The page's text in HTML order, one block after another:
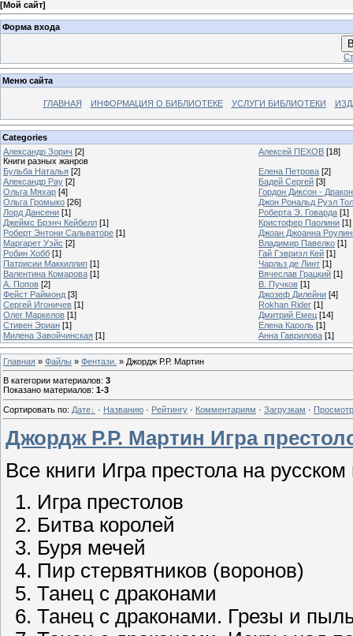
[Мой сайт]
Форма входа
Меню сайта
ГЛАВНАЯ ИНФОРМАЦИЯ О БИБЛИОТЕКЕ УСЛУГИ БИБЛИОТЕКИ
Categories
Александр Зорич [2]
Книги разных жанров
Алексей ПЕХОВ [18]
Бульба Наталья [2] Елена Петрова [2]
Александр Рау [2] Бадей Сергей [3]
Ольга Мяхар [4]
Гордон Диксон -
Ольга Громыко [26]
Джон Рональд Руэл
Лорд Дансени [1] Роберта Э. Говарда [1]
Джеймс Брэнч Кейбелл [1] Кристофер Паолини [1]
Роберт Энтони Сальваторе [1]
Джоан Джоанна
Маргарет Уэйс [2] Владимир Павелко [1]
Робин Хобб [1] Гай Гэвриэл Кей [1]
Патрисии Маккиллип [1] Чарльз де Линт [1]
Валентина Комарова [1] Вячеслав Грацкий [1]
А. Попов [2] В. Пучков [1]
Фейст Раймонд [3] Джозеф Дилейни [4]
Сергей Игоничев [1] Rokhan Rider [1]
Олег Маркелов [1] Дмитрий Емец [14]
Стивен Эриан [1] Елена Кароль [1]
Милена Завойчинская [1] Анна Гаврилова [1]
Главная » Файлы » Фентази. » Джордж Р.Р. Мартин
В категории материалов: 3
Показано материалов: 1-3
Сортировать по: Дате · Названию · Рейтингу · Комментариям · Загрузкам ·
Джордж Р.Р. Мартин Игра
Все книги Игра престола на русском
Игра престолов
Битва королей
Буря мечей
Пир стервятников (воронов)
Танец с драконами
Танец с драконами. Грезы и